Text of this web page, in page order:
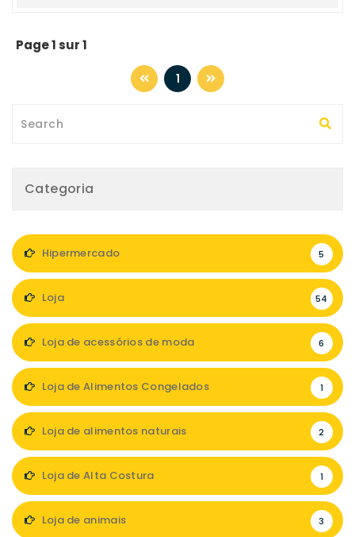
Page 1 sur 1
1
Categoria
Hipermercado 5
Loja 54
Loja de acessórios de moda 6
Loja de Alimentos Congelados 1
Loja de alimentos naturais 2
Loja de Alta Costura 1
Loja de animais 3